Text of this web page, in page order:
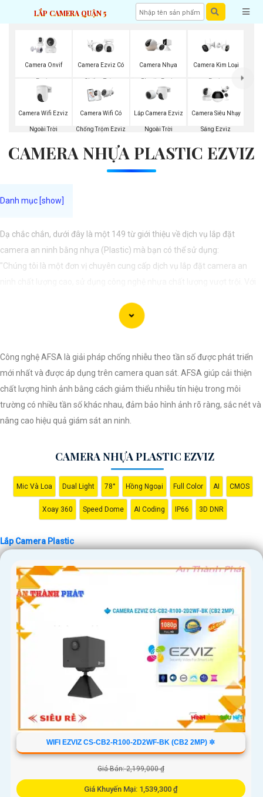
LẮP CAMERA QUẬN 5
Camera Onvif
Ezviz
Camera Ezviz Có
Chống Trộm
Camera Nhựa
Plastic Ezviz
Camera Kim Loại
Ezviz
Camera Wifi Ezviz
Ngoài Trời
Camera Wifi Có
Chống Trộm Ezviz
Lắp Camera Ezviz
Ngoài Trời
Camera Siêu Nhạy
Sáng Ezviz
CAMERA NHỰA PLASTIC EZVIZ
Dạ chắc chắn, dưới đây là một 149 từ giới thiệu về dịch vụ lắp đặt
camera an ninh bằng nhựa (Plastic) mà bạn có thể sử dụng:
"Chúng tôi là một đơn vị chuyên cung cấp dịch vụ lắp đặt camera an
khách hàng sự an tâm và yên tâm về an ninh tại mọi không gian. Hệ
thống camera nhựa của chúng An Thành Phát Không chỉ mang lại hình
hiệu quả. Đến với chúng tôi, quý khách sẽ được tư vấn kỹ lưỡng và lựa
chọn giải pháp an ninh tốt nhất cho gia đình, cửa hàng hoặc doanh
nghiệp của mình. Hãy để chúng tôi giúp bạn bảo vệ mọi khoảnh khắc
quan trọng."
'
Công nghệ AFSA là giải pháp chống nhiễu theo tần số được phát triển
mới nhất và được áp dụng trên camera quan sát. AFSA giúp cải thiện
chất lượng hình ảnh bằng cách giảm thiểu nhiễu tín hiệu trong môi
trường có nhiều tần số khác nhau, đảm bảo hình ảnh rõ ràng, sắc nét và
nâng cao hiệu quả giám sát an ninh.
CAMERA NHỰA PLASTIC EZVIZ
Mic Và Loa Dual Light 78° Hồng Ngoại Full Color AI CMOS
Xoay 360 Speed Dome AI Coding IP66 3D DNR
Lắp Camera Plastic
WIFI EZVIZ CS-CB2-R100-2D2WF-BK (CB2 2MP) ✲
Giá Bán: 2,199,000 ₫
Giá Khuyến Mại: 1,539,300 ₫